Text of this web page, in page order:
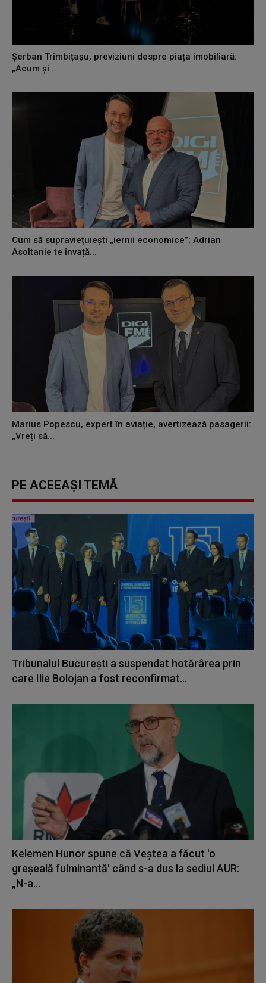
Șerban Trîmbițașu, previziuni despre piața imobiliară:
„Acum și...
Cum să supraviețuiești „iernii economice”: Adrian
Asoltanie te învață...
Marius Popescu, expert în aviație, avertizează pasagerii:
„Vreți să...
PE ACEEAȘI TEMĂ
Tribunalul București a suspendat hotărârea prin
care Ilie Bolojan a fost reconfirmat...
Kelemen Hunor spune că Veștea a făcut 'o
greșeală fulminantă' când s-a dus la sediul AUR:
„N-a...